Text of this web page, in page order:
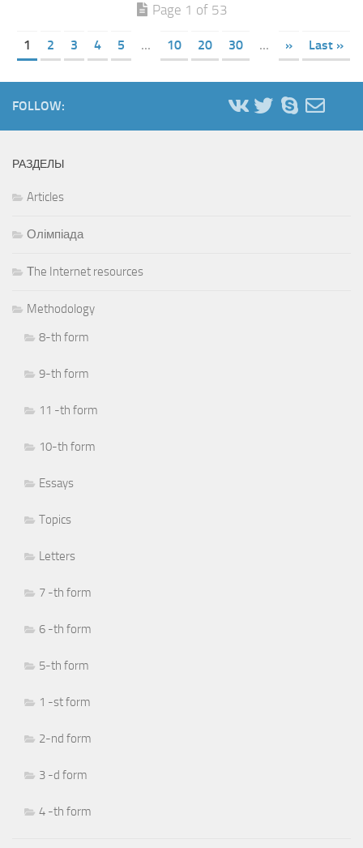
Page 1 of 53
1 2 3 4 5 ... 10 20 30 ... » Last »
FOLLOW:
РАЗДЕЛЫ
Articles
Олімпіада
Тhe Internet resources
Methodology
8-th form
9-th form
11 -th form
10-th form
Essays
Topics
Letters
7 -th form
6 -th form
5-th form
1 -st form
2-nd form
3 -d form
4 -th form